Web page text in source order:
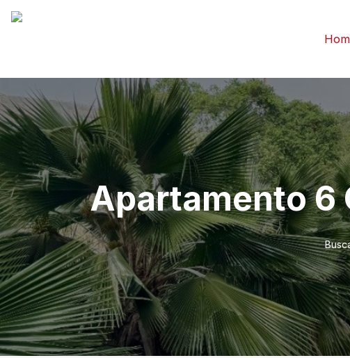
Apartamento 6